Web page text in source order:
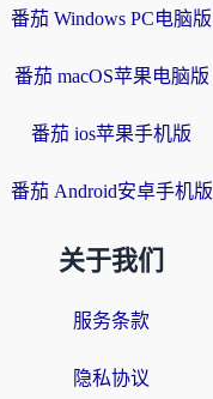
番茄 Windows PC电脑版
番茄 macOS苹果电脑版
番茄 ios苹果手机版
番茄 Android安卓手机版
关于我们
服务条款
隐私协议